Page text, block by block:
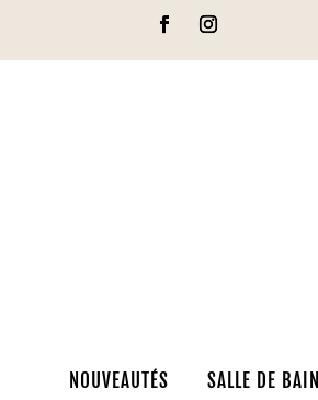
NOUVEAUTÉS SALLE DE BAIN